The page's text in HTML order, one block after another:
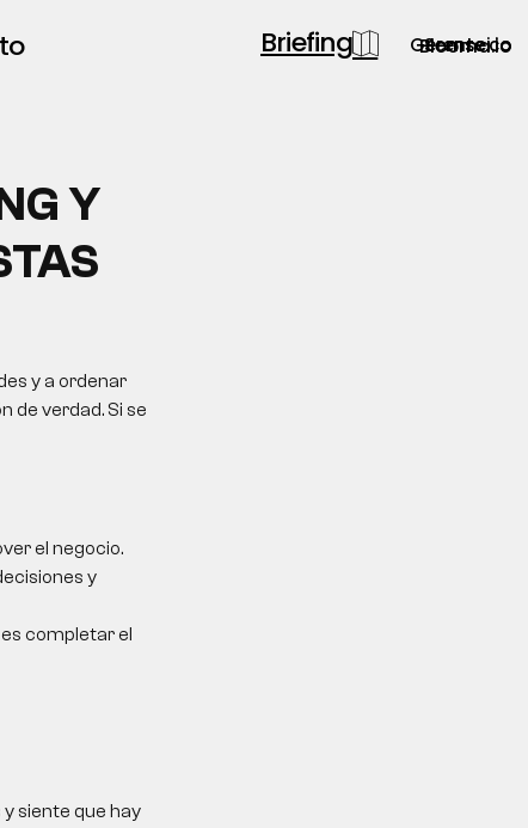
Briefing Blooma.io
Semsei.io
Gerente.co
Y
y a ordenar
de verdad. Si se
el negocio.
y
completar el
siente que hay